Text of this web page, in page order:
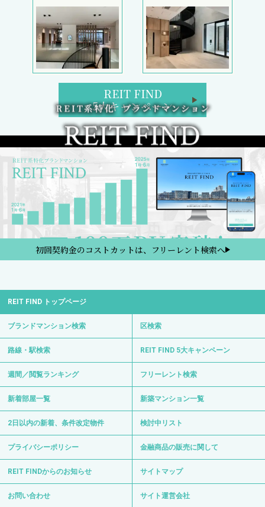
REIT FIND
5大キャンペーン
初回契約金のコストカットは、フリーレント検索へ
REIT FIND トップページ
ブランドマンション検索 区検索
路線・駅検索 REIT FIND 5大キャンペーン
週間／閲覧ランキング フリーレント検索
新着部屋一覧 新築マンション一覧
2日以内の新着、条件改定物件 検討中リスト
プライバシーポリシー 金融商品の販売に関して
REIT FINDからのお知らせ サイトマップ
お問い合わせ サイト運営会社